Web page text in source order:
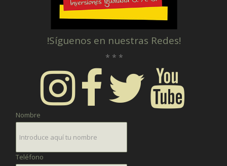
!Síguenos en nuestras Redes!
* * *
Nombre
Teléfono